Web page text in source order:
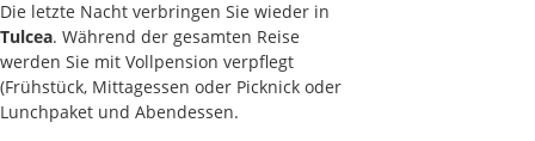
Die letzte Nacht verbringen Sie wieder in
Tulcea. Während der gesamten Reise
werden Sie mit Vollpension verpflegt
(Frühstück, Mittagessen oder Picknick oder
Lunchpaket und Abendessen.